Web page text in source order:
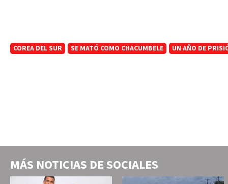
COREA DEL SUR SE MATÓ COMO CHACUMBELE UN AÑO DE
MÁS NOTICIAS DESOCIALES